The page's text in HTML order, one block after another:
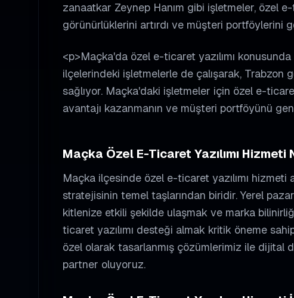
zanaatkar Zeynep Hanım gibi işletmeler, özel
görünürlüklerini artırdı ve müşteri portföylerini
<p>Maçka'da özel e-ticaret yazılımı
ilçelerindeki işletmelerle de çalışarak, Trabzon
sağlıyor. Maçka'daki işletmeler için özel e-
avantajı kazanmanın ve müşteri portföyünü
Maçka Özel E-Ticaret Yazılımı Hizmeti
Maçka ilçesinde özel e-ticaret yazılımı hizmeti
stratejisinin temel taşlarından biridir. Yerel
kitlenize etkili şekilde ulaşmak ve marka
ticaret yazılımı desteği almak kritik öneme
özel olarak tasarlanmış çözümlerimiz ile dijital
partner oluyoruz.